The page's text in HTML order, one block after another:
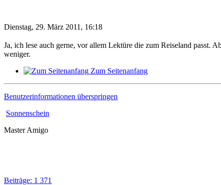
Dienstag, 29. März 2011, 16:18
Ja, ich lese auch gerne, vor allem Lektüre die zum Reiseland passt.
weniger.
Zum Seitenanfang
Benutzerinformationen überspringen
Sonnenschein
Master Amigo
Beiträge: 1 371